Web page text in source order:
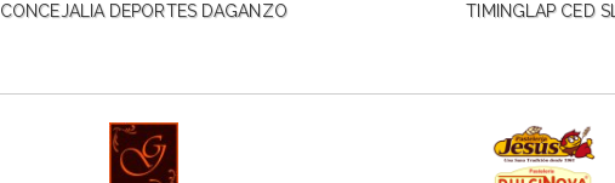
CONCEJALIA DEPORTES DAGANZO TIMINGLAP CED